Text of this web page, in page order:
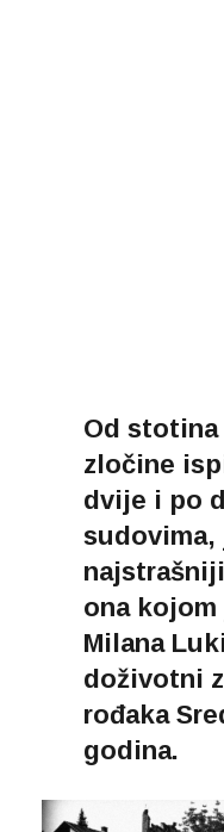
Od stotina
zločine
dvije i po
sudovima,
ona kojom
Milana
doživotni
rođaka
godina.